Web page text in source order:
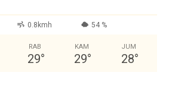
0.8kmh 54 %
RAB
29°
KAM
29°
JUM
28°